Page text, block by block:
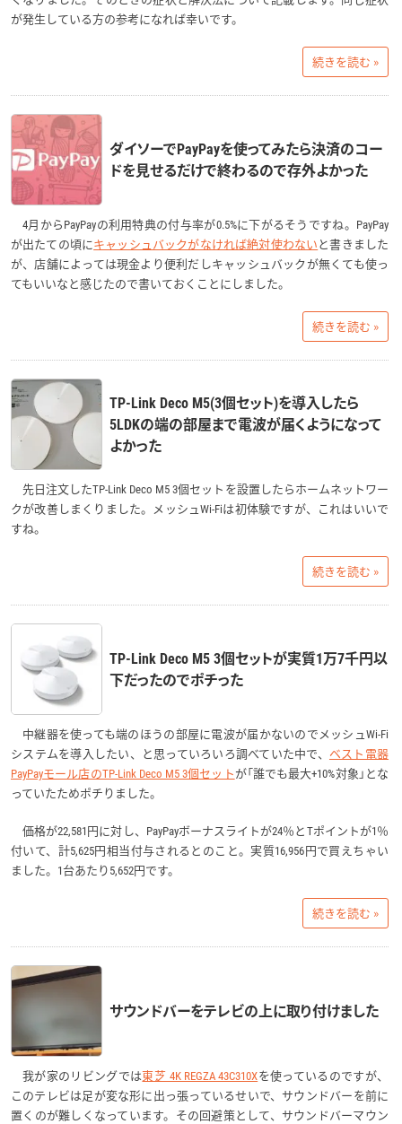
が発生している方の参考になれば幸いです。
続きを読む »
ダイソーでPayPayを使ってみたら決済のコー
ドを見せるだけで終わるので存外よかった
4月からPayPayの利用特典の付与率が0.5%に下がるそうですね。PayPay
が出たての頃にキャッシュバックがなければ絶対使わないと書きました
が、店舗によっては現金より便利だしキャッシュバックが無くても使っ
てもいいなと感じたので書いておくことにしました。
続きを読む »
TP-Link Deco M5(3個セット)を導入したら
5LDKの端の部屋まで電波が届くようになって
よかった
先日注文したTP-Link Deco M5 3個セットを設置したらホームネットワー
クが改善しまくりました。メッシュWi-Fiは初体験ですが、これはいいで
すね。
続きを読む »
TP-Link Deco M5 3個セットが実質1万7千円以
下だったのでポチった
中継器を使っても端のほうの部屋に電波が届かないのでメッシュWi-Fi
システムを導入したい、と思っていろいろ調べていた中で、 ベスト電器
PayPayモール店のTP-Link Deco M5 3個セットが「誰でも最大+10%対象」とな
っていたためポチりました。
価格が22,581円に対し、PayPayボーナスライトが24％とTポイントが1％
付いて、計5,625円相当付与されるとのこと。実質16,956円で買えちゃい
ました。1台あたり5,652円です。
続きを読む »
サウンドバーをテレビの上に取り付けました
我が家のリビングでは東芝 4K REGZA 43C310Xを使っているのですが、
このテレビは足が変な形に出っ張っているせいで、サウンドバーを前に
置くのが難しくなっています。その回避策として、サウンドバーマウン